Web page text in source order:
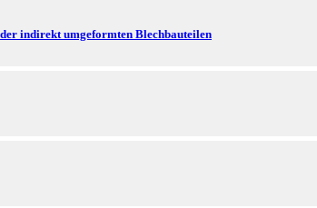
indirekt umgeformten Blechbauteilen